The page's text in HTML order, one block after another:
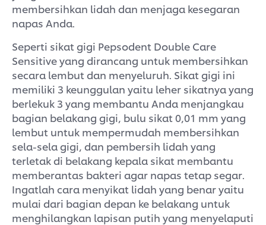
membersihkan lidah dan menjaga kesegaran
napas Anda.
Seperti sikat gigi Pepsodent Double Care
Sensitive yang dirancang untuk membersihkan
secara lembut dan menyeluruh. Sikat gigi ini
memiliki 3 keunggulan yaitu leher sikatnya yang
berlekuk 3 yang membantu Anda menjangkau
bagian belakang gigi, bulu sikat 0,01 mm yang
lembut untuk mempermudah membersihkan
sela-sela gigi, dan pembersih lidah yang
terletak di belakang kepala sikat membantu
memberantas bakteri agar napas tetap segar.
Ingatlah cara menyikat lidah yang benar yaitu
mulai dari bagian depan ke belakang untuk
menghilangkan lapisan putih yang menyelaputi